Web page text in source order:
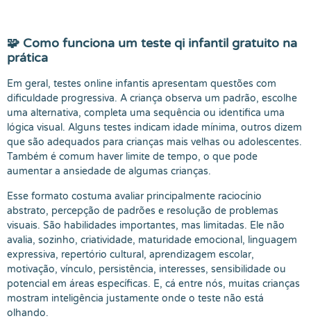
🧩 Como funciona um teste qi infantil gratuito na
prática
Em geral, testes online infantis apresentam questões com
dificuldade progressiva. A criança observa um padrão, escolhe
uma alternativa, completa uma sequência ou identifica uma
lógica visual. Alguns testes indicam idade mínima, outros dizem
que são adequados para crianças mais velhas ou adolescentes.
Também é comum haver limite de tempo, o que pode
aumentar a ansiedade de algumas crianças.
Esse formato costuma avaliar principalmente raciocínio
abstrato, percepção de padrões e resolução de problemas
visuais. São habilidades importantes, mas limitadas. Ele não
avalia, sozinho, criatividade, maturidade emocional, linguagem
expressiva, repertório cultural, aprendizagem escolar,
motivação, vínculo, persistência, interesses, sensibilidade ou
potencial em áreas específicas. E, cá entre nós, muitas crianças
mostram inteligência justamente onde o teste não está
olhando.